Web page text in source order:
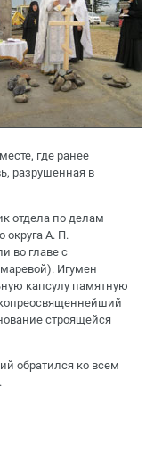
где ранее
разрушенная в
отдела по делам
округа А. П.
во главе с
Игумен
капсулу памятную
строящейся
обратился ко всем